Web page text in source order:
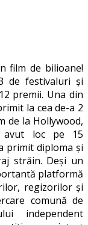
film de bilioane!
de festivaluri și
premii. Una din
la cea de-a 2
de la Hollywood,
avut loc pe 15
primit diploma și
străin. Deși un
platformă
regizorilor și
comună de
independent